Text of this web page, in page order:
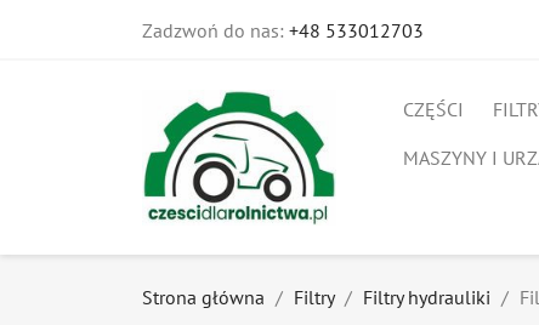
Zadzwoń do nas: +48 533012703
CZĘŚCI
MASZYNY I
Strona główna Filtry Filtry hydrauliki